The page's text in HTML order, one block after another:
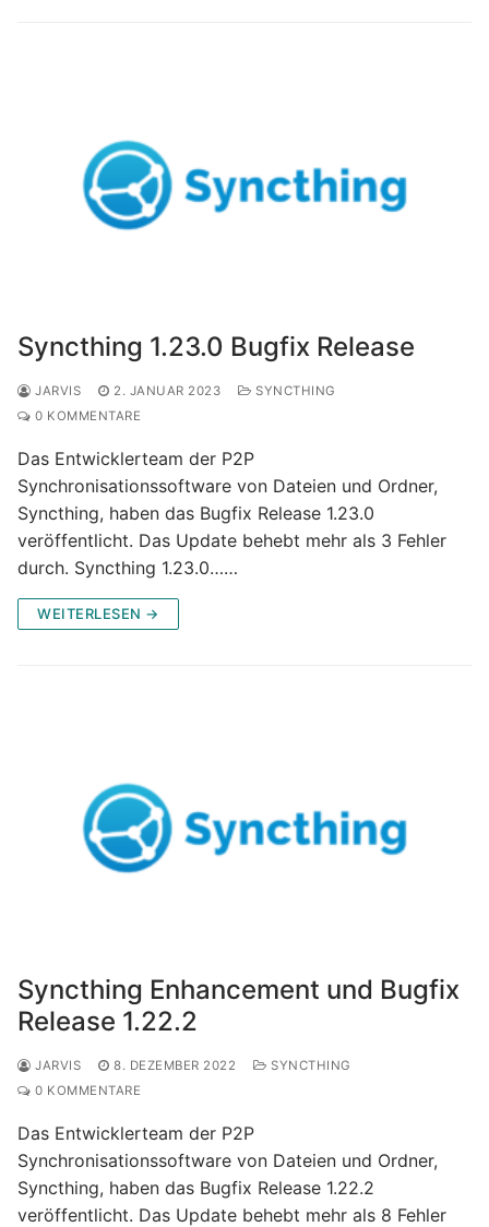
Syncthing 1.23.0 Bugfix Release
JARVIS 2. JANUAR 2023
SYNCTHING
0 KOMMENTARE
Das Entwicklerteam der P2P
Synchronisationssoftware von Dateien und Ordner,
Syncthing, haben das Bugfix Release 1.23.0
veröffentlicht. Das Update behebt mehr als 3 Fehler
durch. Syncthing 1.23.0……
WEITERLESEN →
Syncthing Enhancement und Bugfix
Release 1.22.2
JARVIS 8. DEZEMBER 2022
SYNCTHING
0 KOMMENTARE
Das Entwicklerteam der P2P
Synchronisationssoftware von Dateien und Ordner,
Syncthing, haben das Bugfix Release 1.22.2
veröffentlicht. Das Update behebt mehr als 8 Fehler